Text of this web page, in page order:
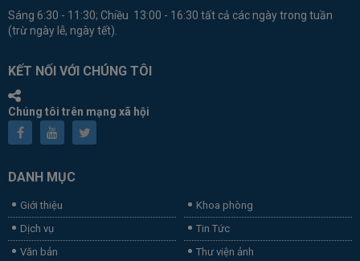
Sáng 6:30 - 11:30; Chiều 13:00 - 16:30 tất cả các ngày trong tuần
(trừ ngày lễ, ngày tết).
KẾT NỐI VỚI CHÚNG TÔI
Chúng tôi trên mạng xã hội
DANH MỤC
Giới thiệu
Khoa phòng
Dịch vụ
Tin Tức
Văn bản
Thư viện ảnh